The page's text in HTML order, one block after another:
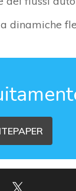
dinamiche